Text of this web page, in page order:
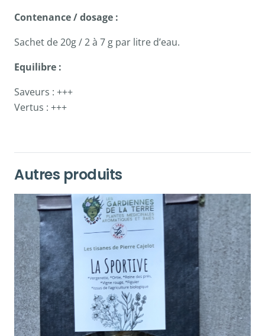
Contenance / dosage :
Sachet de 20g / 2 à 7 g par litre d’eau.
Equilibre :
Saveurs : +++
Vertus : +++
Autres produits